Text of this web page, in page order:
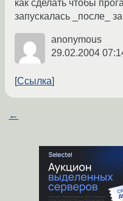
как сделать чтобы
запускалась _после_
anonymous
29.02.2004
Ссылка
←